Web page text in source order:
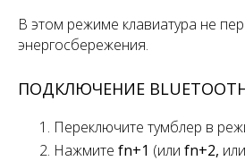
В этом режиме клавиатура не
энергосбережения.
ПОДКЛЮЧЕНИЕ
Переключите тумблер в
Нажмите fn+1 (или fn+2, или